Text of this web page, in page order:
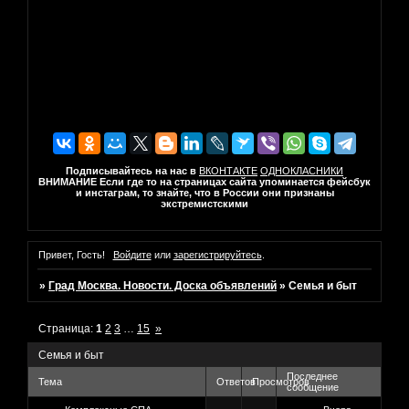
Подписывайтесь на нас в ВКОНТАКТЕ ОДНОКЛАСНИКИ
ВНИМАНИЕ Если где то на страницах сайта упоминается фейсбук
и инстаграм, то знайте, что в России они признаны
экстремистскими
Привет, Гость! Войдитеили зарегистрируйтесь.
» Град Москва. Новости. Доска объявлений »Семья и быт
Семья и быт
Страница:1 2 3 15 »
Тема ОтветовПросмотровПоследнее
сообщение